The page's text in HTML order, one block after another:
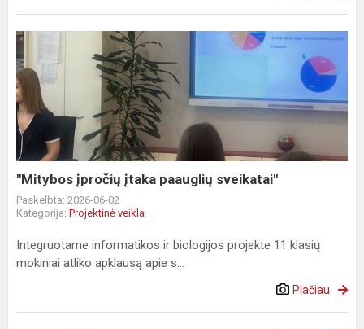
"Mitybos
įpročių
įtaka
paauglių
sveikatai"
"Mitybos įpročių įtaka paauglių sveikatai"
Paskelbta: 2026-06-02
Kategorija: Projektinė veikla
Integruotame informatikos ir biologijos projekte 11 klasių
mokiniai atliko apklausą apie s...
Plačiau